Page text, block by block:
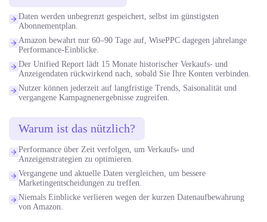
Daten werden unbegrenzt gespeichert, selbst im günstigsten
Abonnementplan.
Amazon bewahrt nur 60–90 Tage auf, WisePPC dagegen jahrelange
Performance-Einblicke.
Der Unified Report lädt 15 Monate historischer Verkaufs- und
Anzeigendaten rückwirkend nach, sobald Sie Ihre Konten verbinden.
Nutzer können jederzeit auf langfristige Trends, Saisonalität und
vergangene Kampagnenergebnisse zugreifen.
Warum ist das nützlich?
Performance über Zeit verfolgen, um Verkaufs- und
Anzeigenstrategien zu optimieren.
Vergangene und aktuelle Daten vergleichen, um bessere
Marketingentscheidungen zu treffen.
Niemals Einblicke verlieren wegen der kurzen Datenaufbewahrung
von Amazon.